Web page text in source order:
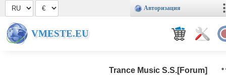
Авторизация
VMESTE.EU
Trance Music S.S.[Forum]